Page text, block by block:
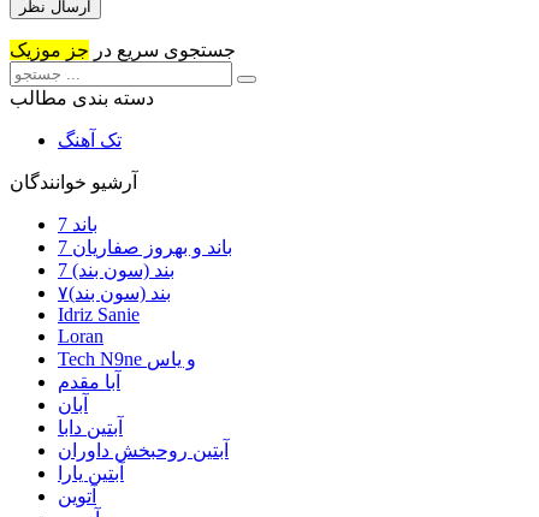
جستجوی سریع در جز موزیک
دسته بندی مطالب
تک آهنگ
آرشیو خوانندگان
7 باند
7 باند و بهروز صفاریان
7 بند (سون بند)
۷بند (سون بند)
Idriz Sanie
Loran
Tech N9ne و یاس
آبا مقدم
آبان
آبتین دابا
آبتین روحبخش داوران
آبتین یارا
آتوین